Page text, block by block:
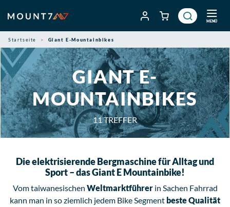
Inhalt
springen
MENÜ
Startseite Giant E-Mountainbikes
GIANT E-
MOUNTAINBIKES
11TREFFER
Die elektrisierende Bergmaschine für Alltag und
Sport – das Giant E Mountainbike!
Vom taiwanesischen Weltmarktführer in Sachen Fahrrad
kann man in so ziemlich jedem Bike Segment beste Qualität